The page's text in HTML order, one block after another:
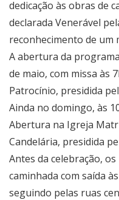
dedicação às obras de
declarada Venerável
reconhecimento de um
A abertura da
de maio, com missa às
Patrocínio, presidida
Ainda no domingo, às
Abertura na Igreja
Candelária, presidida
Antes da celebração,
caminhada com saída
seguindo pelas ruas